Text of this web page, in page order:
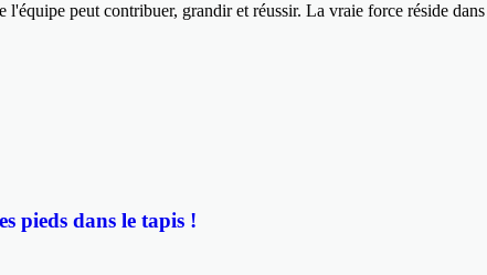
peut contribuer, grandir et réussir. La vraie force réside
pieds dans le tapis !